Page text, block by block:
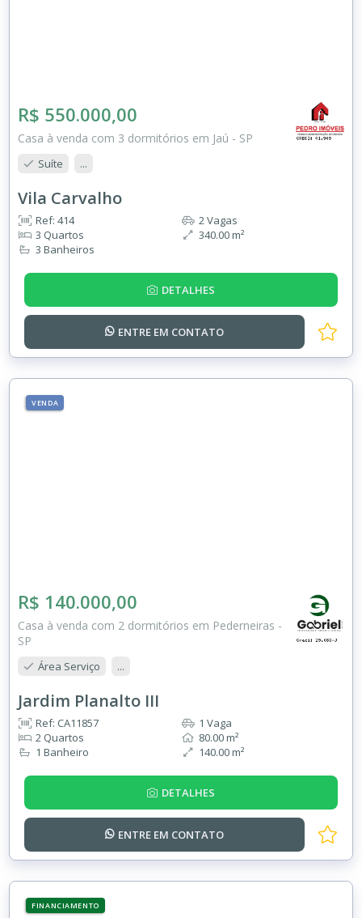
R$ 550.000,00
Casa à venda com 3 dormitórios em Jaú - SP
Suíte ...
Vila Carvalho
Ref: 414
3 Quartos
3 Banheiros
2 Vagas
340.00 m²
DETALHES
ENTRE EM CONTATO
VENDA
R$ 140.000,00
Casa à venda com 2 dormitórios em Pederneiras -
SP
Área Serviço ...
Jardim Planalto III
Ref: CA11857
2 Quartos
1 Banheiro
1 Vaga
80.00 m²
140.00 m²
DETALHES
ENTRE EM CONTATO
FINANCIAMENTO